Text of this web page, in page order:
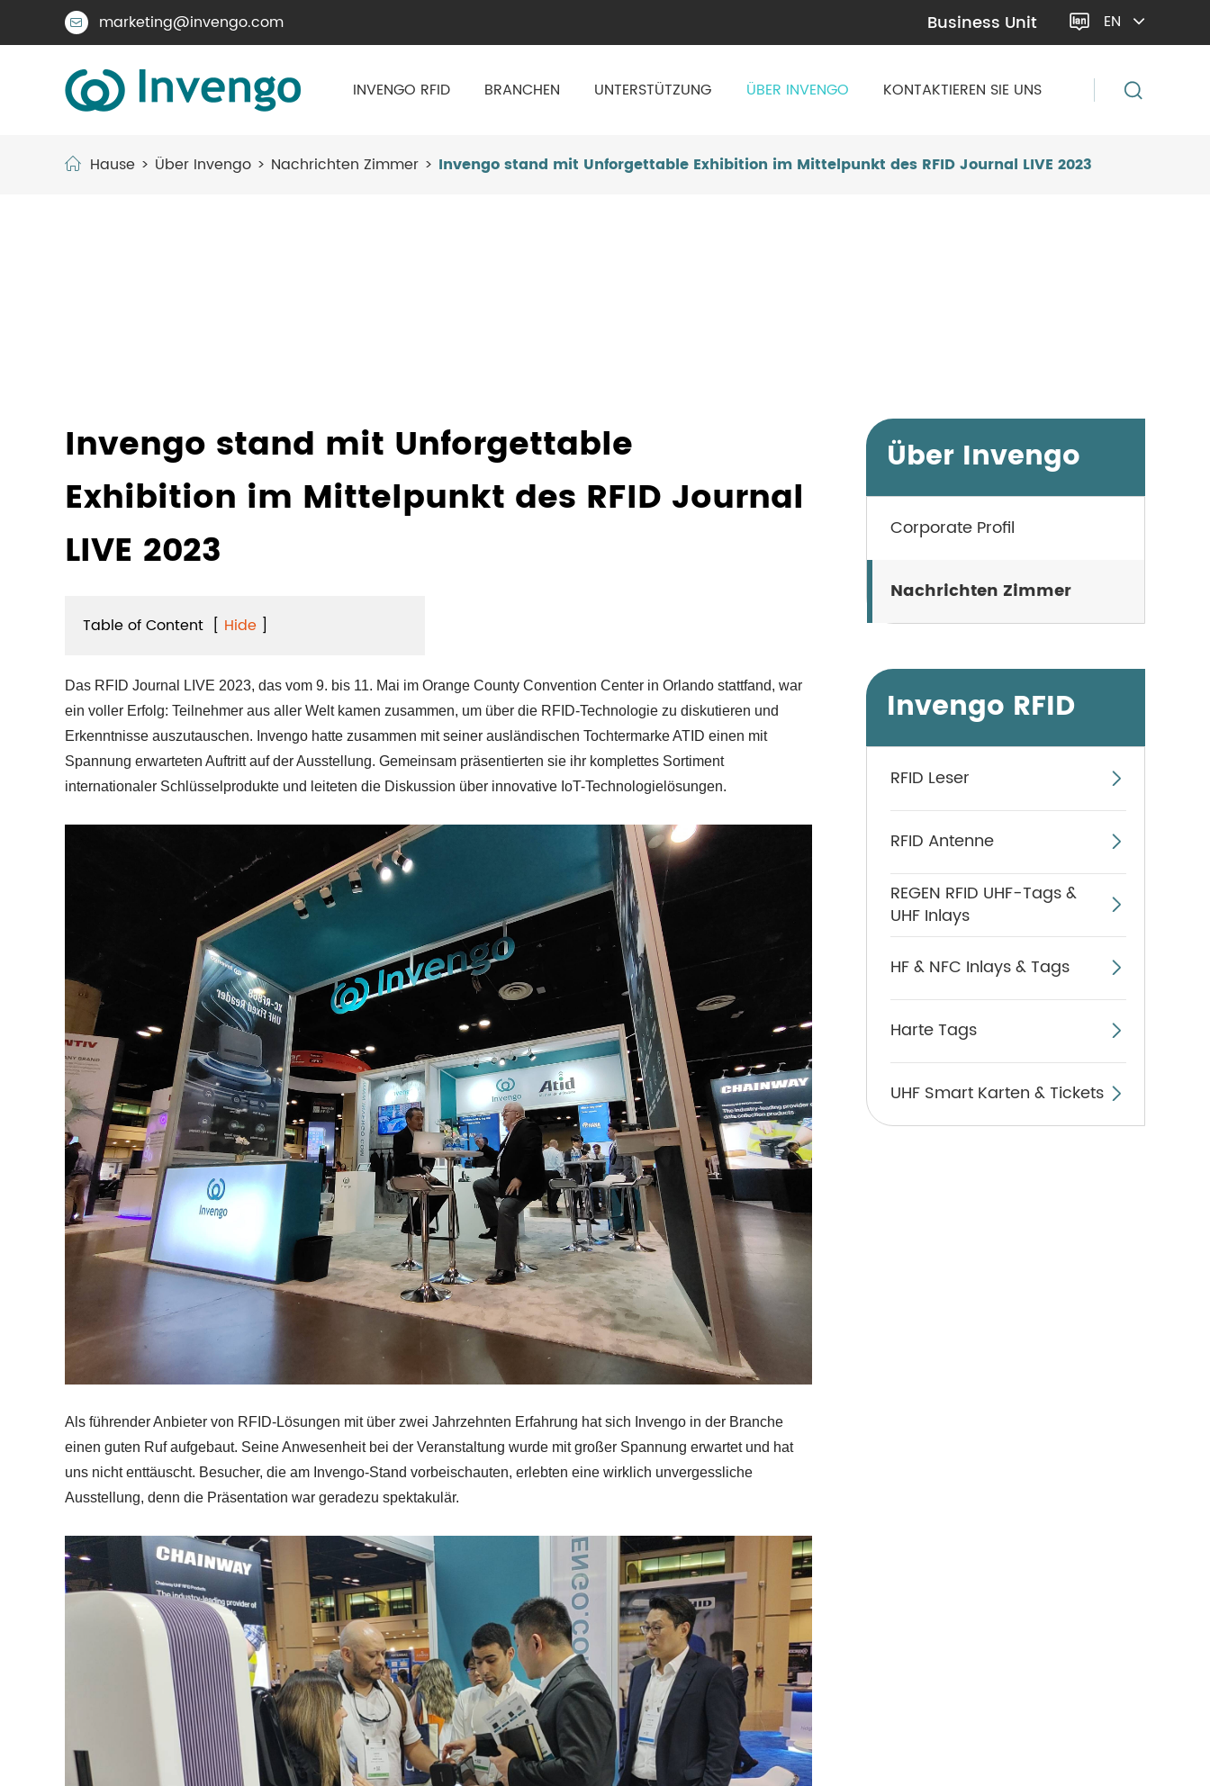
 marketing@invengo.com Business Unit  EN
INVENGO RFID BRANCHEN UNTERSTÜTZUNG ÜBER INVENGO KONTAKTIEREN SIE UNS
Hause Über Invengo Nachrichten Zimmer Invengo stand mit Unforgettable Exhibition im Mittelpunkt des RFID Journal LIVE 2023
Invengo stand mit Unforgettable
Exhibition im Mittelpunkt des RFID Journal
LIVE 2023
Table of Content [ Hide ]
Das RFID Journal LIVE 2023, das vom 9. bis 11. Mai im Orange County Convention Center in Orlando stattfand, war
ein voller Erfolg: Teilnehmer aus aller Welt kamen zusammen, um über die RFID-Technologie zu diskutieren und
Erkenntnisse auszutauschen. Invengo hatte zusammen mit seiner ausländischen Tochtermarke ATID einen mit
Spannung erwarteten Auftritt auf der Ausstellung. Gemeinsam präsentierten sie ihr komplettes Sortiment
internationaler Schlüsselprodukte und leiteten die Diskussion über innovative IoT-Technologielösungen.
Als führender Anbieter von RFID-Lösungen mit über zwei Jahrzehnten Erfahrung hat sich Invengo in der Branche
einen guten Ruf aufgebaut. Seine Anwesenheit bei der Veranstaltung wurde mit großer Spannung erwartet und hat
uns nicht enttäuscht. Besucher, die am Invengo-Stand vorbeischauten, erlebten eine wirklich unvergessliche
Ausstellung, denn die Präsentation war geradezu spektakulär.
Über Invengo
Corporate Profil
Nachrichten Zimmer
Invengo RFID
RFID Leser 
RFID Antenne 
REGEN RFID UHF-Tags &
UHF Inlays

HF & NFC Inlays & Tags 
Harte Tags 
UHF Smart Karten & Tickets 